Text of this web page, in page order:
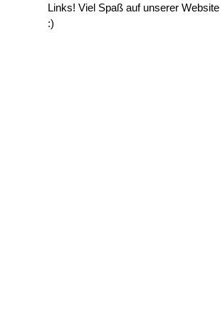
Links! Viel Spaß auf unserer Website
:)